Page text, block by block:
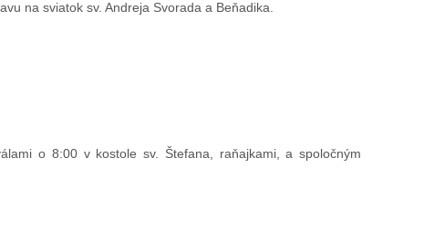
na sviatok sv. Andreja Svorada a Beňadika.
o 8:00 v kostole sv. Štefana, raňajkami, a spoločným